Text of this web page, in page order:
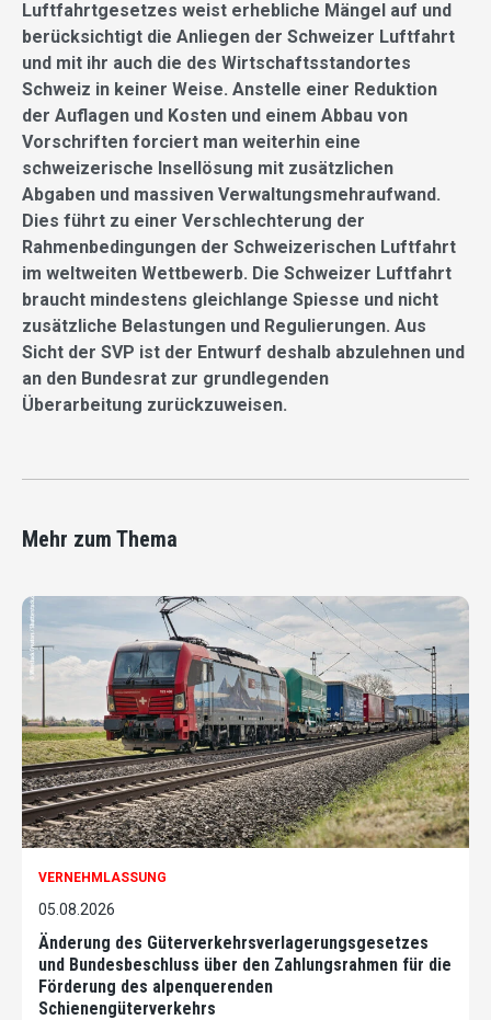
Luftfahrtgesetzes weist erhebliche Mängel auf und
berücksichtigt die Anliegen der Schweizer Luftfahrt
und mit ihr auch die des Wirtschaftsstandortes
Schweiz in keiner Weise. Anstelle einer Reduktion
der Auflagen und Kosten und einem Abbau von
Vorschriften forciert man weiterhin eine
schweizerische Insellösung mit zusätzlichen
Abgaben und massiven Verwaltungsmehraufwand.
Dies führt zu einer Verschlechterung der
Rahmenbedingungen der Schweizerischen Luftfahrt
im weltweiten Wettbewerb. Die Schweizer Luftfahrt
braucht mindestens gleichlange Spiesse und nicht
zusätzliche Belastungen und Regulierungen. Aus
Sicht der SVP ist der Entwurf deshalb abzulehnen und
an den Bundesrat zur grundlegenden
Überarbeitung zurückzuweisen.
Mehr zum Thema
VERNEHMLASSUNG
05.08.2026
Änderung des Güterverkehrsverlagerungsgesetzes
und Bundesbeschluss über den Zahlungsrahmen für die
Förderung des alpenquerenden
Schienengüterverkehrs